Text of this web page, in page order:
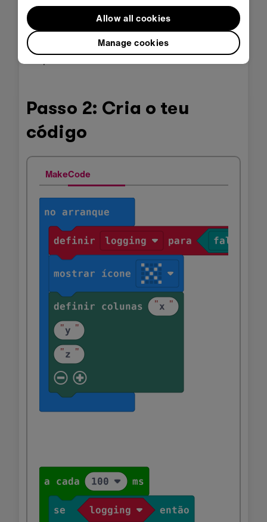
Isto quer dizer que recolheste dados que são
exclusivos da tua forma de andar, e usaste-os
para personalizar um produto digital que se
Passo 2: Cria o teu
código
MakeCode
Manage cookies
Allow all cookies